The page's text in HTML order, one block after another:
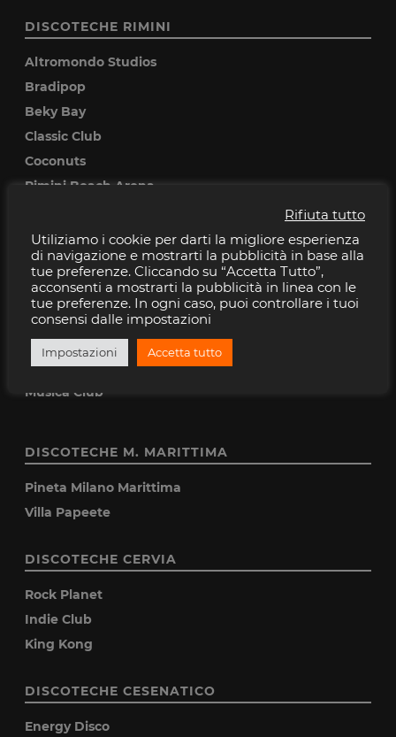
DISCOTECHE RIMINI
Altromondo Studios
Bradipop
Beky Bay
Classic Club
Coconuts
Rimini Beach Arena
DISCOTECHE RICCIONE
Baia Imperiale
Cocoricò
Pascia
Peter pan
Villa delle Rose
Musica Club
DISCOTECHE M. MARITTIMA
Pineta Milano Marittima
Villa Papeete
DISCOTECHE CERVIA
Rock Planet
Indie Club
King Kong
DISCOTECHE CESENATICO
Energy Disco
Rifiuta tutto
Utiliziamo i cookie per darti la migliore esperienza
di navigazione e mostrarti la pubblicità in base alla
tue preferenze. Cliccando su “Accetta Tutto”,
acconsenti a mostrarti la pubblicità in linea con le
tue preferenze. In ogni caso, puoi controllare i tuoi
consensi dalle impostazioni
Impostazioni Accetta tutto